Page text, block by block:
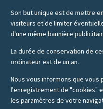
Son but unique est de mettre
visiteurs et de limiter
d'une même bannière
La durée de conservation de
ordinateur est de un an.
Nous vous informons que vous
l'enregistrement de "cookies"
les paramètres de votre